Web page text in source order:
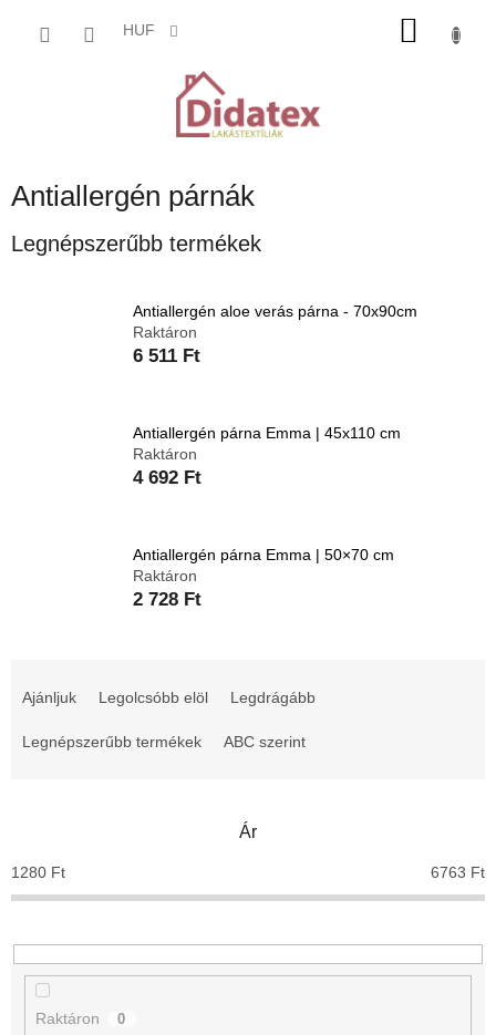
HUF
Antiallergén párnák
Legnépszerűbb termékek
Antiallergén aloe verás párna - 70x90cm
Raktáron
6 511 Ft
Antiallergén párna Emma | 45x110 cm
Raktáron
4 692 Ft
Antiallergén párna Emma | 50×70 cm
Raktáron
2 728 Ft
m
r
e
d
e
Ajánljuk Legolcsóbb elöl Legdrágább
Legnépszerűbb termékek ABC szerint
Ár
1280 Ft 6763 Ft
Raktáron 0